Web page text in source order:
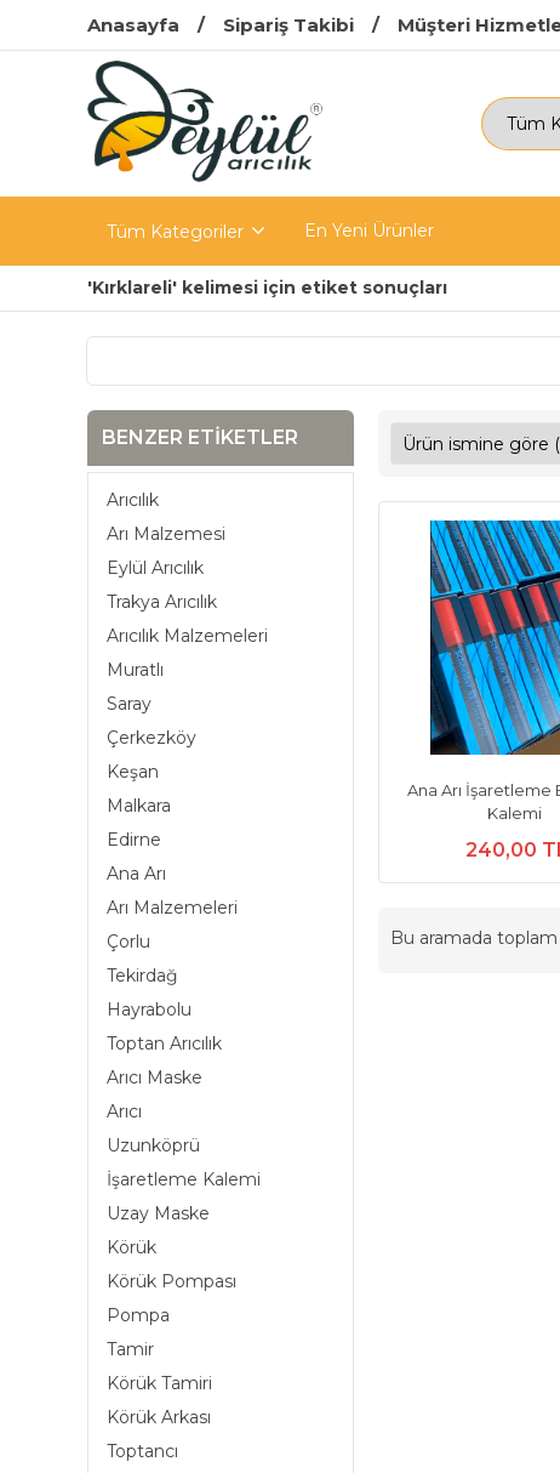
Anasayfa Sipariş Takibi Müşteri
Tüm Kategoriler En Yeni Ürünler
'Kırklareli' kelimesi için etiket sonuçları
BENZER ETIKETLER
Arıcılık
Arı Malzemesi
Eylül Arıcılık
Trakya Arıcılık
Arıcılık Malzemeleri
Muratlı
Saray
Çerkezköy
Keşan
Malkara
Edirne
Ana Arı
Arı Malzemeleri
Çorlu
Tekirdağ
Hayrabolu
Toptan Arıcılık
Arıcı Maske
Arıcı
Uzunköprü
İşaretleme Kalemi
Uzay Maske
Körük
Körük Pompası
Pompa
Tamir
Körük Tamiri
Körük Arkası
Toptancı
Ana Arı İşaretleme
Kalemi
240,00
Bu aramada toplam